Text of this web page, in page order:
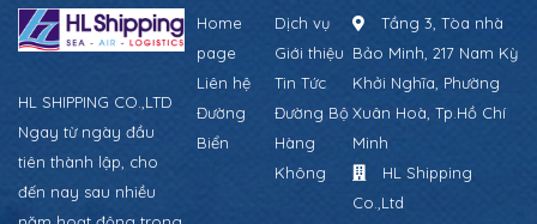
HL SHIPPING CO.,LTD
Ngay từ ngày đầu
tiên thành lập, cho
đến nay sau nhiều
Home
page
Dịch vụ
Giới thiệu
Liên hệ
Tin Tức
Đường
Biển
Đường Bộ
Hàng
Không
Tầng 3, Tòa nhà
Bảo Minh, 217 Nam Kỳ
Khởi Nghĩa, Phường
Xuân Hoà, Tp.Hồ Chí
Minh
HL Shipping
Co.,Ltd